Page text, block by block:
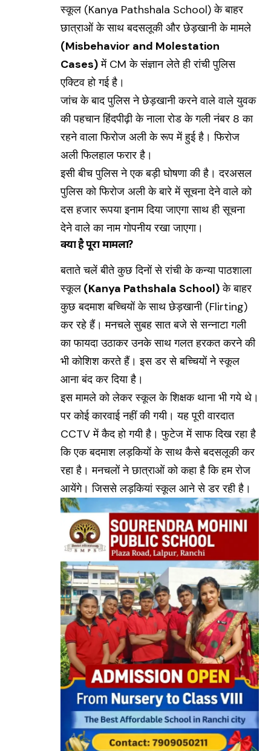
स्कूल (Kanya Pathshala School) के बाहर
छात्राओं के साथ बदसलूकी और छेड़खानी के मामले
(Misbehavior and Molestation
Cases) में CM के संज्ञान लेते ही रांची पुलिस
एक्टिव हो गई है।
जांच के बाद पुलिस ने छेड़खानी करने वाले वाले युवक
की पहचान हिंदपीढ़ी के नाला रोड के गली नंबर 8 का
रहने वाला फिरोज अली के रूप में हुई है। फिरोज
अली फिलहाल फरार है।
इसी बीच पुलिस ने एक बड़ी घोषणा की है। दरअसल
पुलिस को फिरोज अली के बारे में सूचना देने वाले को
दस हजार रूपया इनाम दिया जाएगा साथ ही सूचना
देने वाले का नाम गोपनीय रखा जाएगा।
क्या है पूरा मामला?
बताते चलें बीते कुछ दिनों से रांची के कन्या पाठशाला
स्कूल (Kanya Pathshala School)के बाहर
कुछ बदमाश बच्चियों के साथ छेड़खानी (Flirting)
कर रहे हैं। मनचले सुबह सात बजे से सन्नाटा गली
का फायदा उठाकर उनके साथ गलत हरकत करने की
भी कोशिश करते हैं। इस डर से बच्चियों ने स्कूल
आना बंद कर दिया है।
इस मामले को लेकर स्कूल के शिक्षक थाना भी गये थे।
पर कोई कारवाई नहीं की गयी। यह पूरी वारदात
CCTV में कैद हो गयी है। फुटेज में साफ दिख रहा है
कि एक बदमाश लड़कियों के साथ कैसे बदसलूकी कर
रहा है। मनचलों ने छात्राओं को कहा है कि हम रोज
आयेंगे। जिससे लड़कियां स्कूल आने से डर रही है।